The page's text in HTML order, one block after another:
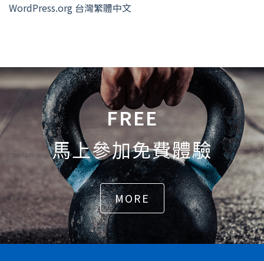
WordPress.org 台灣繁體中文
FREE
馬上參加免費體驗
MORE